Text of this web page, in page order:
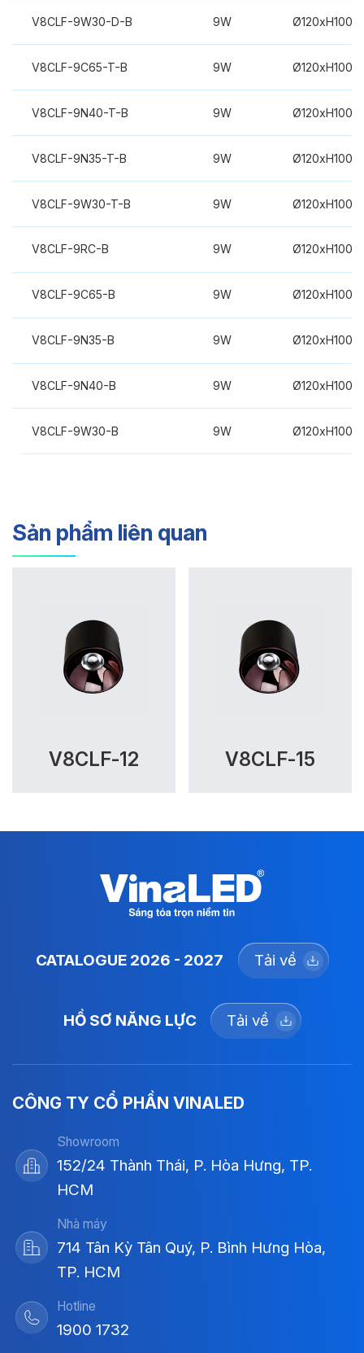
V8CLF-9W30-D-B 9W
V8CLF-9C65-T-B 9W
V8CLF-9N40-T-B 9W
V8CLF-9N35-T-B 9W
V8CLF-9W30-T-B 9W
V8CLF-9RC-B 9W
V8CLF-9C65-B 9W
V8CLF-9N35-B 9W
V8CLF-9N40-B 9W
V8CLF-9W30-B 9W
Sản phẩm liên quan
V8CLF-12 V8CLF-15
CATALOGUE 2026 - 2027 Tải về
HỒ SƠ NĂNG LỰC Tải về
CÔNG TY CỔ PHẦN VINALED
Showroom
152/24 Thành Thái, P. Hòa Hưng, TP.
HCM
Nhà máy
714 Tân Kỳ Tân Quý, P. Bình Hưng Hòa,
TP. HCM
Hotline
1900 1732